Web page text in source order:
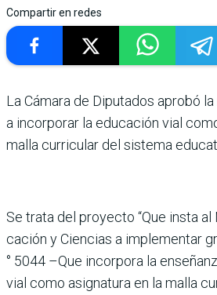
Compartir en redes
La Cámara de Diputados aprobó
a incorporar la educación vial
malla curricular del sistema
Se trata del proyecto “Que insta
cación y Ciencias a imple­mentar
° 5044 –Que incorpora la
vial como asignatura en la malla